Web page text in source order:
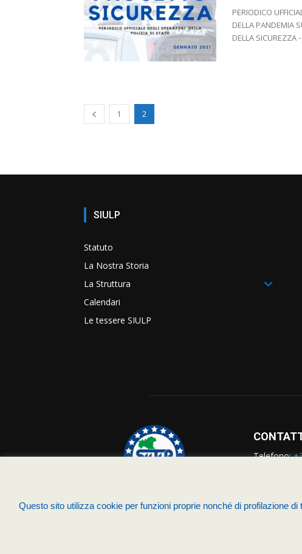
PERIODICO
DELLA PANDEMIA
DELLA
1 2
SIULP
Statuto
La Nostra Storia
La Struttura
Calendari
Le tessere SIULP
Telefono:
Questo sito utilizza cookie per funzioni proprie nonché di profilazione